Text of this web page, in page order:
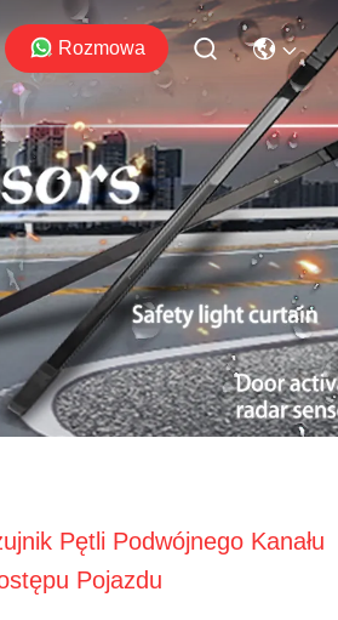
Rozmowa
Pętli Podwójnego Kanału
Pojazdu